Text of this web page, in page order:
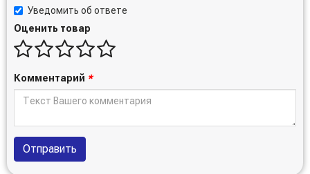
Уведомить об ответе
Оценить товар
Комментарий *
Отправить